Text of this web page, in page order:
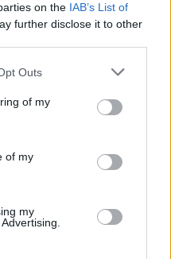
on the IAB’s List of
further disclose it to other
Outs
of my
of my
my
Saros pelaa NHL:n
tekee paluun